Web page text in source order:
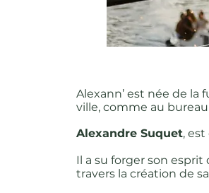
Alexann’ est née de la
ville, comme au
Alexandre Suquet,
Il a su forger son esprit
travers la création de